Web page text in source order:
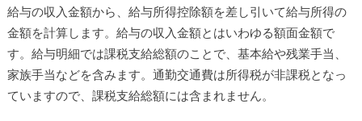
給与の収入金額から、給与所得控除額を差し引いて給与所得の
金額を計算します。給与の収入金額とはいわゆる額面金額で
す。給与明細では課税支給総額のことで、基本給や残業手当、
家族手当などを含みます。通勤交通費は所得税が非課税となっ
ていますので、課税支給総額には含まれません。